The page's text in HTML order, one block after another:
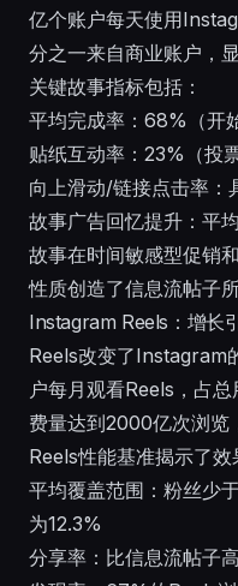
亿个账户每天使用
分之一来自商业账户，
关键故事指标包括：
平均完成率：68%（开
贴纸互动率：23%（投
向上滑动/链接点击率：
故事广告回忆提升：平
故事在时间敏感型促销
性质创造了信息流帖子
Instagram Reels：增长
Reels改变了Instagram
户每月观看Reels，占
费量达到2000亿次浏览
Reels性能基准揭示了效
平均覆盖范围：粉丝少
为12.3%
分享率：比信息流帖子